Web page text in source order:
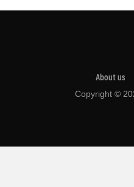
About us
Copyright ©